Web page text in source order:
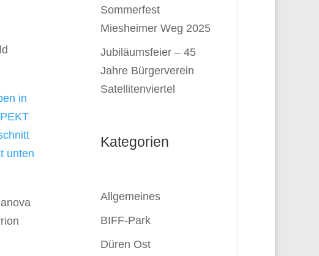
Sommerfest
Miesheimer Weg 2025
Jubiläumsfeier – 45
Jahre Bürgerverein
Satellitenviertel
Kategorien
Allgemeines
BIFF-Park
Düren Ost